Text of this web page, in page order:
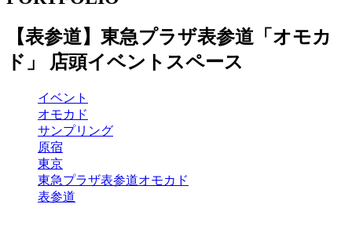
【表参道】東急プラザ表参道「オモカ
ド」 店頭イベントスペース
イベント
オモカド
サンプリング
原宿
東京
東急プラザ表参道オモカド
表参道